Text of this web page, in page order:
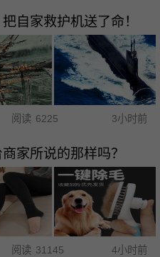
自家救护机送了命！
阅读 6225 3小时前
家所说的那样吗？
阅读 31145 4小时前